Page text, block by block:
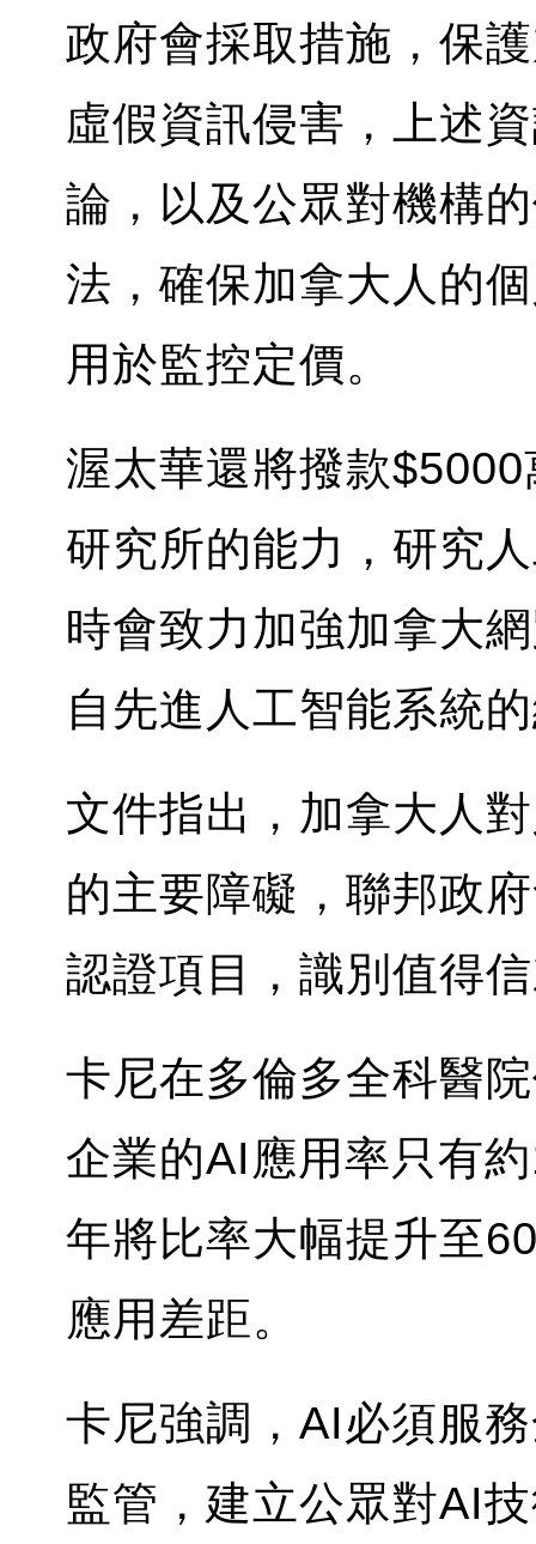
政府會採取措施，保​​
虛假資訊侵害，上述
論，以及公眾對機構
法，確保加拿大人的
用於監控定價。
渥太華還將撥款
研究所的能力，研究
時會致力加強加拿大
自先進人工智能系統
文件指出，加拿大人
的主要障礙，聯邦政
認證項目，識別值得
卡尼在多倫多全科醫
企業的AI應用率只有
年將比率大幅提升至
應用差距。
卡尼強調，AI必須服
監管，建立公眾對AI